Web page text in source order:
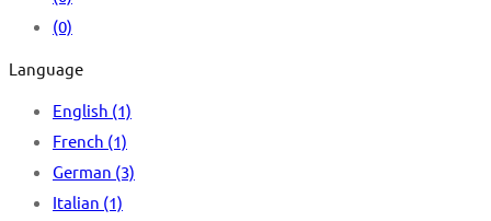
(0)
Language
English (1)
French (1)
German (3)
Italian (1)